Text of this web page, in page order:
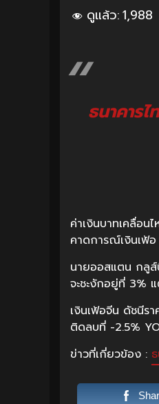
ดูแล้ว:1,988
ธนาคาร
ค่าเงินบาทเคลื่อ
คาดการณ์เงินเฟ้
นายออสแตน กลูส์
จะชะงักอยู่ที่ 3%
เงินเฟ้อจีน ดัชนีร
ติดลบที่ -2.5%
ข่าวที่เกี่ยวข้อง :